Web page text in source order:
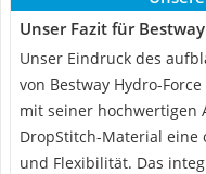
Unser Fazit für
Unser Eindruck des
von Bestway Hydro-
mit seiner hochwertigen
DropStitch-Material
und Flexibilität. Das